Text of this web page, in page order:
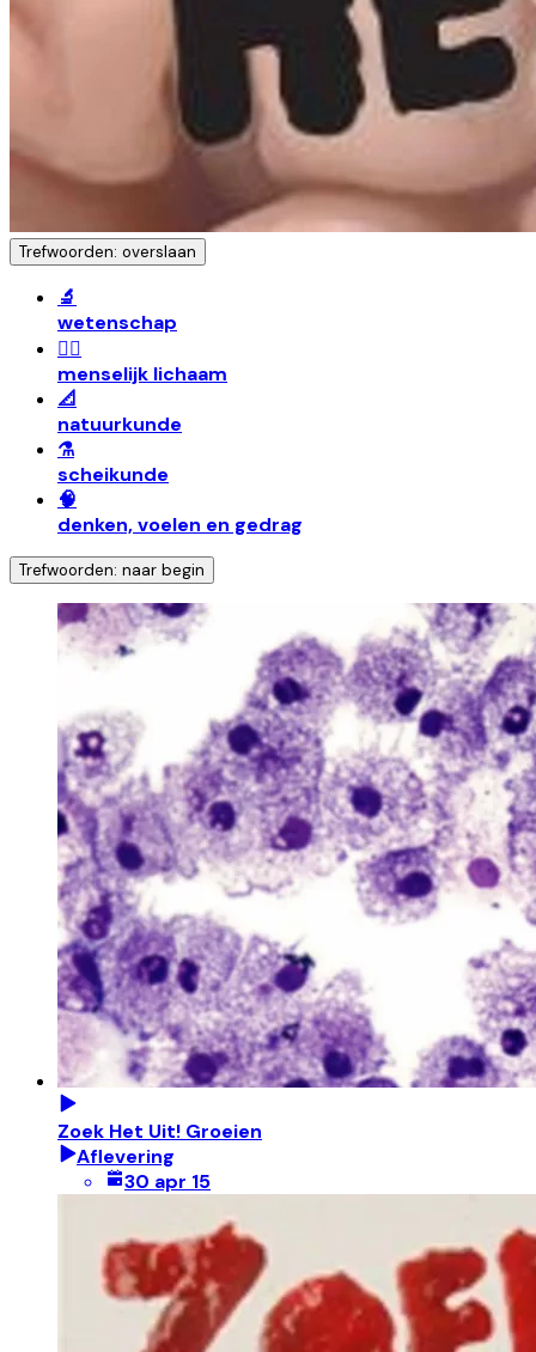
Trefwoorden: overslaan
🔬
wetenschap
🧍‍♀️
menselijk lichaam
📐
natuurkunde
⚗️
scheikunde
🧠
denken, voelen en gedrag
Trefwoorden: naar begin
Zoek Het Uit! Groeien
Aflevering
30 apr 15